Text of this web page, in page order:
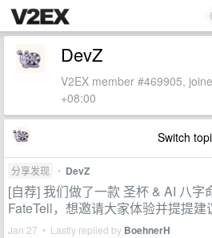
DevZ
V2EX member #469905,
+08:00
Switch
分享发现 • DevZ
[自荐] 我们做了一款 圣杯 & AI 八字
FateTell，想邀请大家体验并提提建
Jan 27 • Lastly replied by BoehnerH